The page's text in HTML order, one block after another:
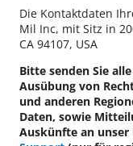
Die Kontaktdaten
Mil Inc, mit Sitz in
CA 94107, USA
Bitte senden Sie
Ausübung von
und anderen
Daten, sowie
Auskünfte an